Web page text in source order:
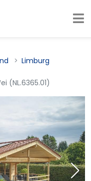
Limburg
(NL.6365.01)